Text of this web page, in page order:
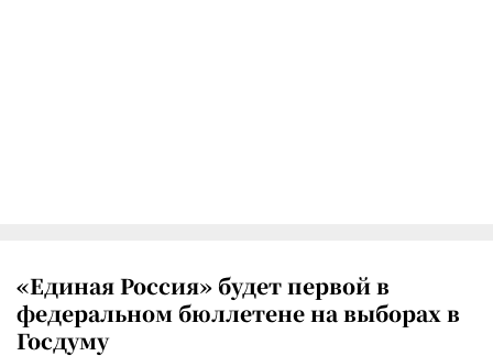
«Единая Россия» будет первой в
федеральном бюллетене на выборах в
Госдуму